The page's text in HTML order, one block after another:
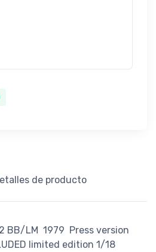
de producto
BB/LM 1979 Press version
limited edition 1/18